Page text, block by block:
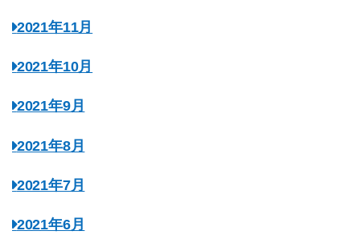
2021年11月
2021年10月
2021年9月
2021年8月
2021年7月
2021年6月